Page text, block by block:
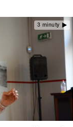
3 minuty